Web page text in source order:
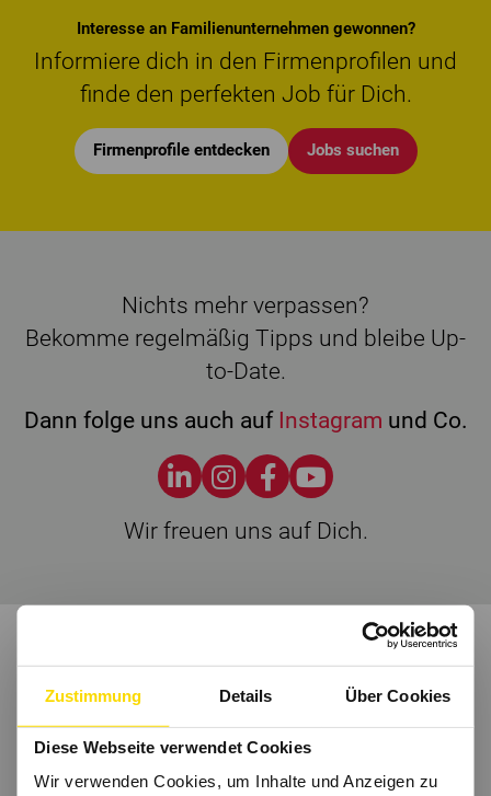
Zustimmung Details Über Cookies
Diese Webseite verwendet Cookies
Wir verwenden Cookies, um Inhalte und Anzeigen zu
Interesse an Familienunternehmen gewonnen?
Informiere dich in den Firmenprofilen und
finde den perfekten Job für Dich.
Firmenprofile entdecken Jobs suchen
Nichts mehr verpassen?
Bekomme regelmäßig Tipps und bleibe Up-
to-Date.
Dann folge uns auch auf Instagram und Co.
Wir freuen uns auf Dich.